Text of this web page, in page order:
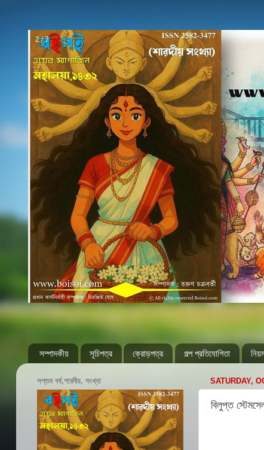
2 / 7
সম্পাদকীয় সূচিপত্র ক্রোড়পত্র গল্প প্রতিযোগিতা
SATURDAY,
বিলুপ্ত
সপ্তম বর্ষ,শারদীয়, সংখ্যা